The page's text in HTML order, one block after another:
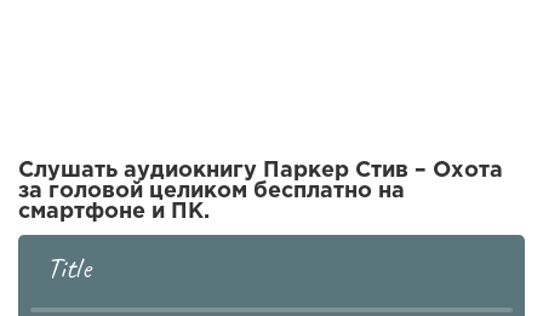
Слушать аудиокнигу Паркер Стив – Охота
за головой целиком бесплатно на
смартфоне и ПК.
Title